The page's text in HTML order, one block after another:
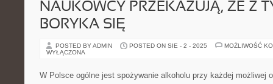
NAUKOWCY PRZEKAZUJĄ, ŻE Z
BORYKA SIĘ
POSTED BY ADMIN POSTED ON SIE - 2 - 2025
MOŻLIWOŚĆ
WYŁĄCZONA
W Polsce ogólne jest spożywanie alkoholu przy każdej możliwej